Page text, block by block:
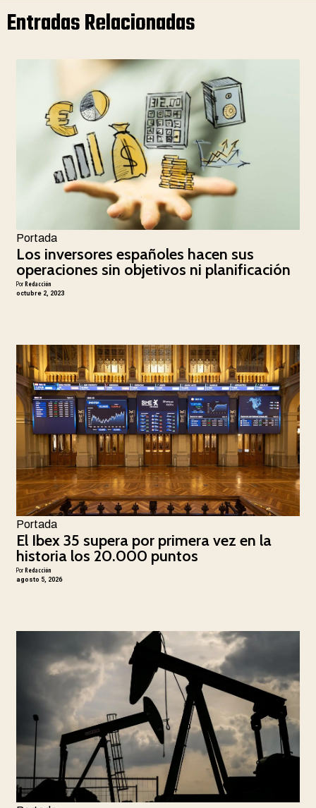
Entradas Relacionadas
Portada
Los inversores españoles hacen sus
operaciones sin objetivos ni planificación
PorRedacción
octubre 2, 2023
Portada
El Ibex 35 supera por primera vez en la
historia los 20.000 puntos
PorRedacción
agosto 5, 2026